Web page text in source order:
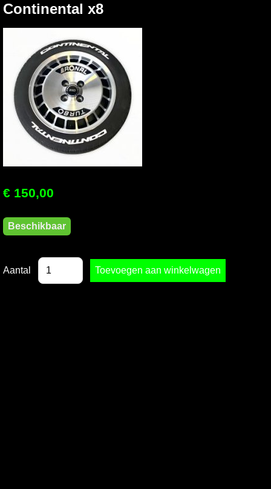
Continental x8
€ 150,00
Beschikbaar
Aantal